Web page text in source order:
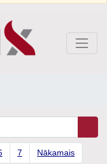
7 Nākamais